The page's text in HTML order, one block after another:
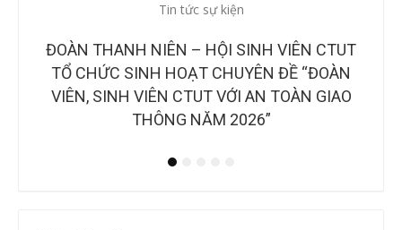
Tin tức sự kiện
CÔNG BỐ BAN GIÁM KHẢO TẠI CHUNG KẾT
CUỘC THI “Ý TƯỞNG KHỞI NGHIỆP, ĐỔI MỚI
SÁNG TẠO CTUT STARTUP LẦN IV, NĂM
2026”